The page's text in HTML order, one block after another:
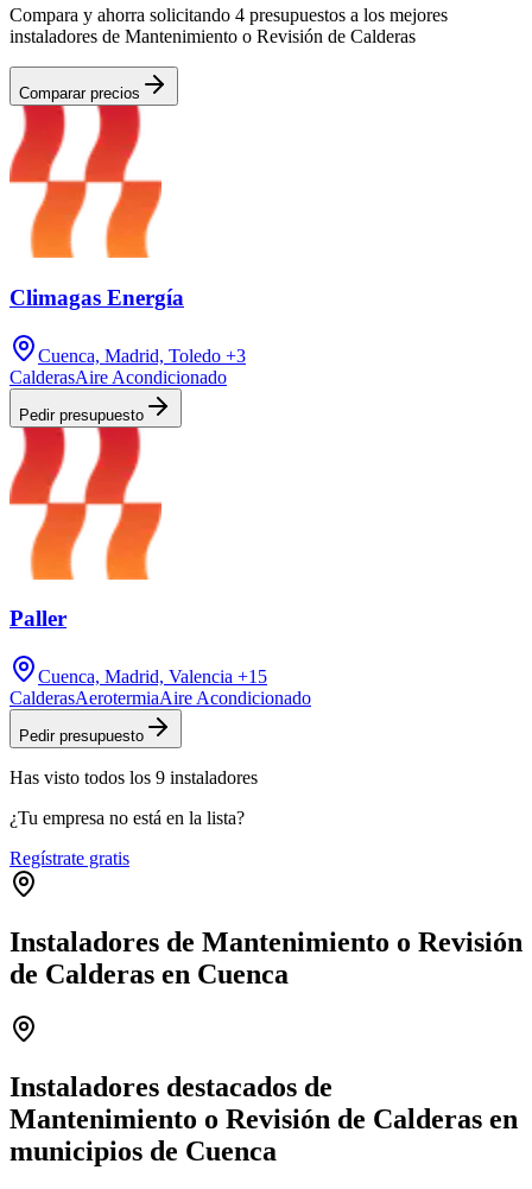
Compara y ahorra solicitando 4 presupuestos a los mejores
instaladores de Mantenimiento o Revisión de Calderas
Comparar precios
Climagas Energía
Cuenca, Madrid, Toledo +3
CalderasAire Acondicionado
Pedir presupuesto
Paller
Cuenca, Madrid, Valencia +15
CalderasAerotermiaAire Acondicionado
Pedir presupuesto
Has visto todos los 9 instaladores
¿Tu empresa no está en la lista?
Regístrate gratis
Instaladores de Mantenimiento o Revisión
de Calderas en Cuenca
−
Instaladores destacados de
Mantenimiento o Revisión de Calderas en
municipios de Cuenca